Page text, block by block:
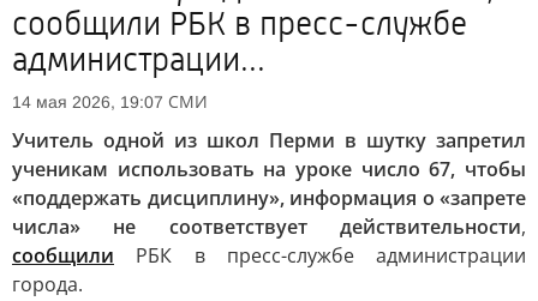
сообщили РБК в пресс-службе
администрации...
14 мая 2026, 19:07 СМИ
Учитель одной из школ Перми в шутку запретил
ученикам использовать на уроке число 67, чтобы
«поддержать дисциплину», информация о «запрете
числа» не соответствует действительности,
сообщили РБК в пресс-службе администрации
города.